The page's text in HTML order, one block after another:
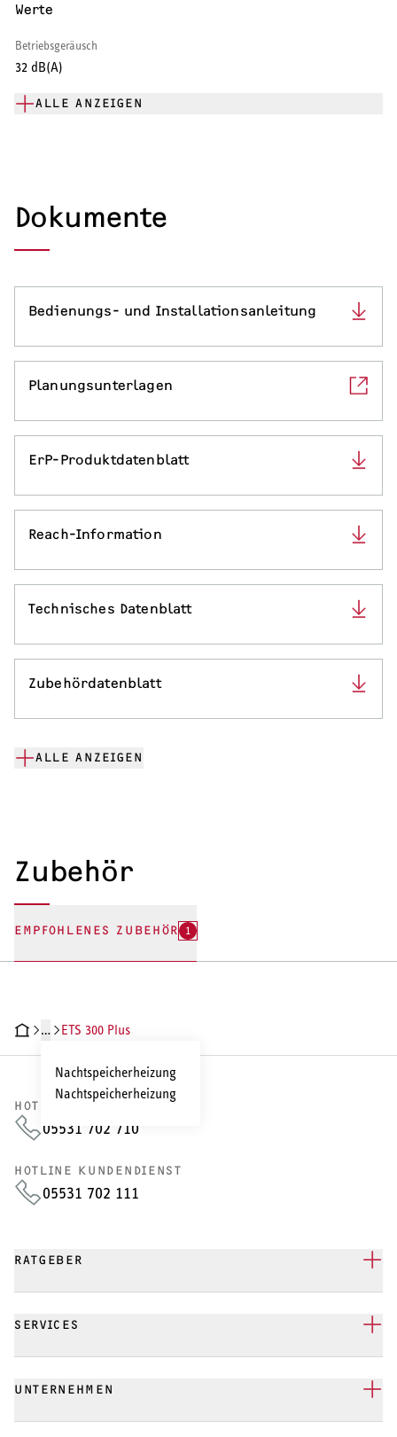
LÜFTEN
Werte
Betriebsgeräusch
32 dB(A)
ALLE ANZEIGEN
Dokumente
Bedienungs- und Installationsanleitung
Planungsunterlagen
ErP-Produktdatenblatt
Reach-Information
Technisches Datenblatt
Zubehördatenblatt
ALLE ANZEIGEN
Zubehör
EMPFOHLENES ZUBEHÖR 1
DATENDOKUMENTE
…
Nachtspeicherheizung
Nachtspeicherheizung
ETS 300 Plus
HOTLINE VERTRIEB
05531 702 710
HOTLINE KUNDENDIENST
05531 702 111
RATGEBER
SERVICES
UNTERNEHMEN